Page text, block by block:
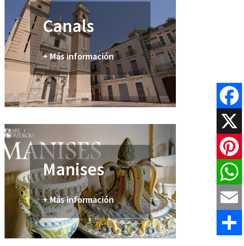
Canals
+ Más información
Manises
+ Más información
X
Email